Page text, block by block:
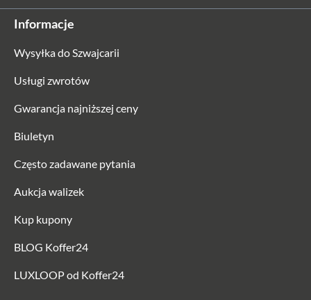
Informacje
Wysyłka do Szwajcarii
Usługi zwrotów
Gwarancja najniższej ceny
Biuletyn
Często zadawane pytania
Aukcja walizek
Kup kupony
BLOG Koffer24
LUXLOOP od Koffer24